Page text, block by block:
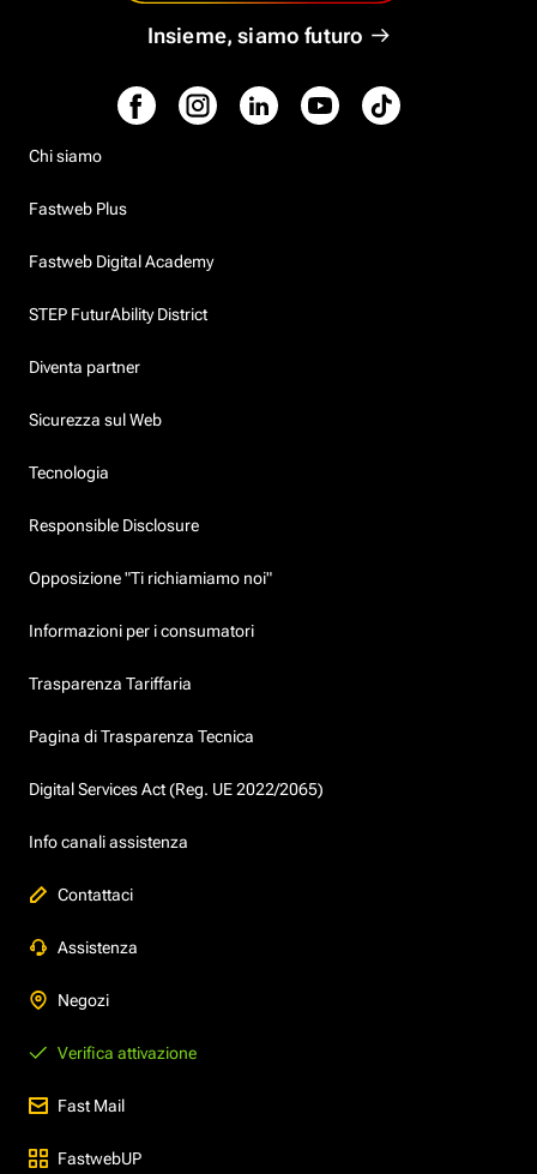
Insieme, siamo futuro
Chi siamo
Fastweb Plus
Fastweb Digital Academy
STEP FuturAbility District
Diventa partner
Sicurezza sul Web
Tecnologia
Responsible Disclosure
Opposizione "Ti richiamiamo noi"
Informazioni per i consumatori
Trasparenza Tariffaria
Pagina di Trasparenza Tecnica
Digital Services Act (Reg. UE 2022/2065)
Info canali assistenza
Contattaci
Assistenza
Negozi
Verifica attivazione
Fast Mail
FastwebUP